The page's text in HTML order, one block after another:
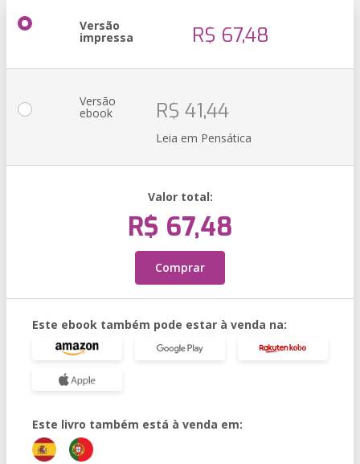
Versão
impressa R$ 67,48
Versão
ebook R$ 41,44
Leia em Pensática
Valor total:
R$ 67,48
Comprar
Este ebook também pode estar à venda na:
Este livro também está à venda em: